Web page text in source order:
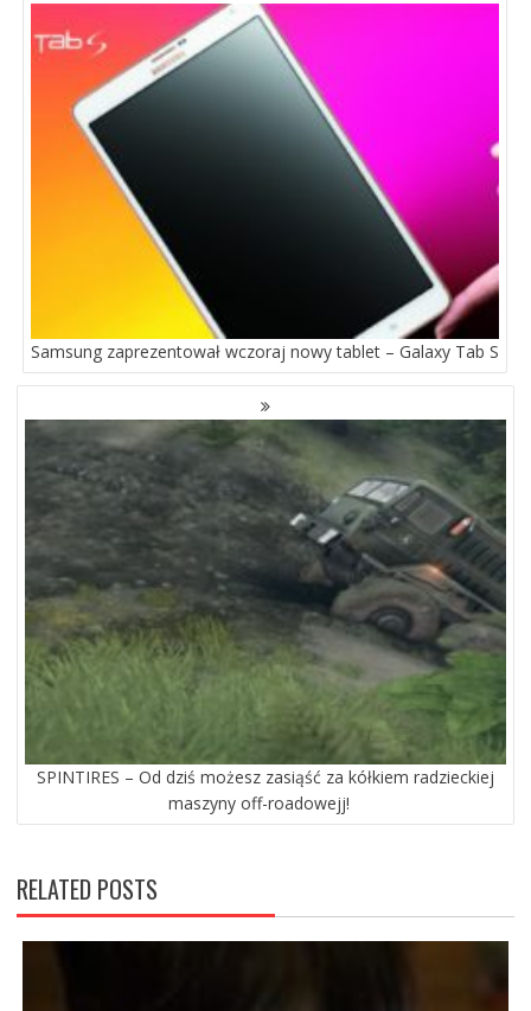
WPISACH
Samsung zaprezentował wczoraj nowy tablet – Galaxy Tab S
SPINTIRES – Od dziś możesz zasiąść za kółkiem radzieckiej
maszyny off-roadowejj!
RELATED POSTS